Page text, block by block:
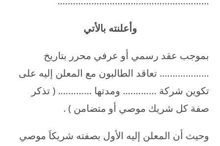
وأعلنته بالأتي
بموجب عقد رسمي أو عرفي محرر بتاريخ
………………. تعاقد الطالبون مع المعلن إليه على
تكوين شركة …………. ومدتها …………. ( تذكر
صفة كل شريك موصي أو متضامن ) .
وحيث أن المعلن إليه الأول بصفته شريكاَ موصي